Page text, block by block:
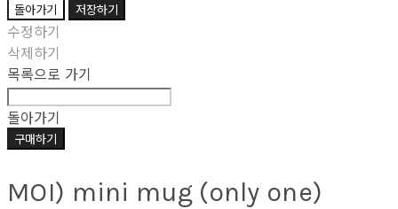
돌아가기 저장하기
수정하기
삭제하기
목록으로 가기
돌아가기
구매하기
MOI) mini mug (only one)